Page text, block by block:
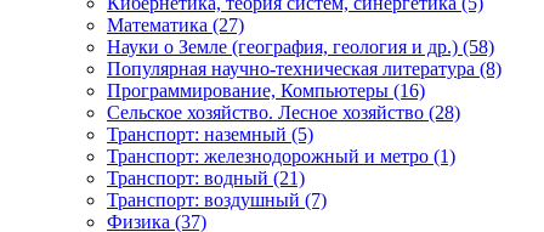
Математика (27)
Науки о Земле (география, геология и др.) (58)
Популярная научно-техническая литература (8)
Программирование, Компьютеры (16)
Сельское хозяйство. Лесное хозяйство (28)
Транспорт: наземный (5)
Транспорт: железнодорожный и метро (1)
Транспорт: водный (21)
Транспорт: воздушный (7)
Физика (37)